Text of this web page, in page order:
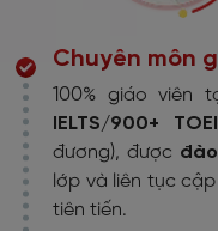
Chuyên môn
100% giáo viên
IELTS/900+
đương), được
lớp và liên tục
tiên tiến.